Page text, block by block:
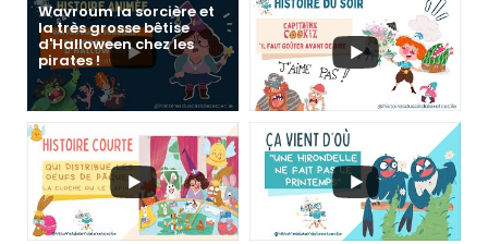
Wavroum la sorcière et
la très grosse bêtise
d'Halloween chez les
pirates !